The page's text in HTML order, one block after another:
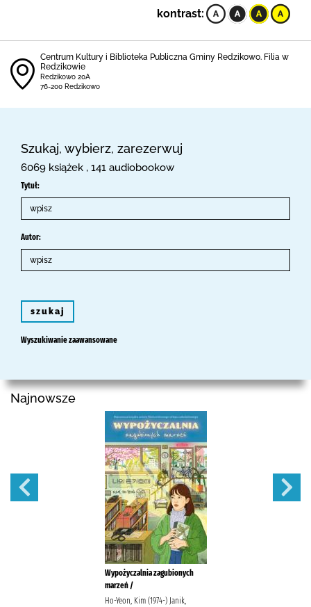
kontrast:
Centrum Kultury i Biblioteka Publiczna Gminy Redzikowo. Filia w
Redzikowie
Redzikowo 20A
76-200 Redzikowo
Szukaj, wybierz, zarezerwuj
6069 książek , 141 audiobookow
Tytuł:
Autor:
szukaj
Wyszukiwanie zaawansowane
Najnowsze
Wypożyczalnia zagubionych
marzeń /
Ho-Yeon, Kim (1974-) Janik,